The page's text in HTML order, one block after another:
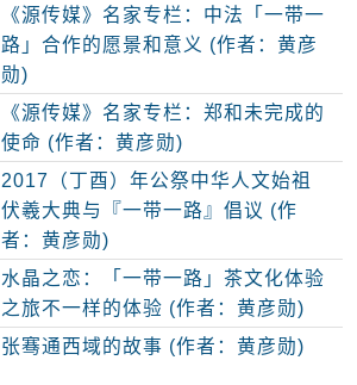
《源传媒》名家专栏：中法「一带一
路」合作的愿景和意义 (作者：黄彦
勋)
《源传媒》名家专栏：郑和未完成的
使命 (作者：黄彦勋)
2017（丁酉）年公祭中华人文始祖
伏羲大典与『一带一路』倡议 (作
者：黄彦勋)
水晶之恋：「一带一路」茶文化体验
之旅不一样的体验 (作者：黄彦勋)
张骞通西域的故事 (作者：黄彦勋)